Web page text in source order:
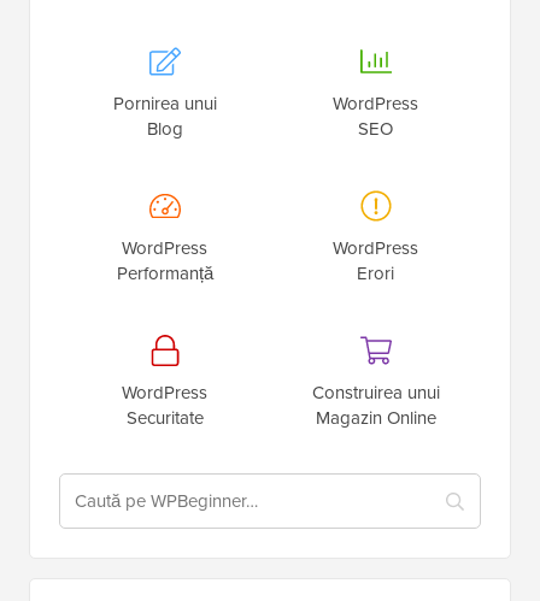
Pornirea unui
Blog
WordPress
SEO
WordPress
Performanță
WordPress
Erori
WordPress
Securitate
Construirea unui
Magazin Online